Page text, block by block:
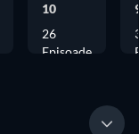
10
26
Episoade